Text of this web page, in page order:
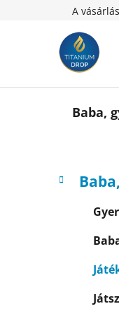
tartalomhoz
A
Baba,
O
Kategóriák
átugrása
K
a